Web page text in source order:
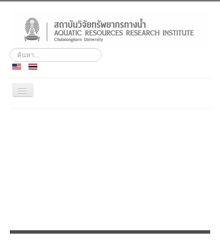
ค้นหา...
สลับ
งานวิจัยขั้วโลก